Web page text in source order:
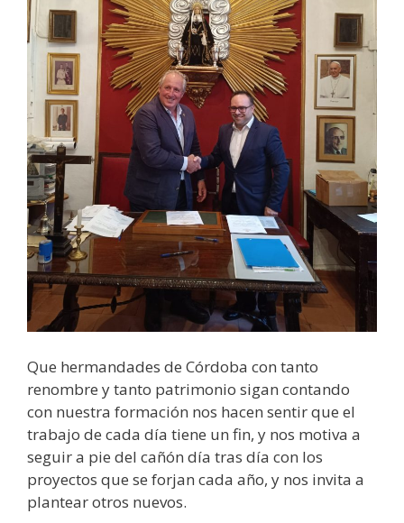
Que hermandades de Córdoba con tanto
renombre y tanto patrimonio sigan contando
con nuestra formación nos hacen sentir que el
trabajo de cada día tiene un fin, y nos motiva a
seguir a pie del cañón día tras día con los
proyectos que se forjan cada año, y nos invita a
plantear otros nuevos.